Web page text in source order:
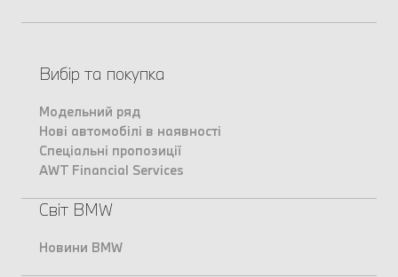
Вибір та покупка
Модельний ряд
Нові автомобілі в наявності
Спеціальні пропозиції
AWT Financial Services
Світ BMW
Новини BMW